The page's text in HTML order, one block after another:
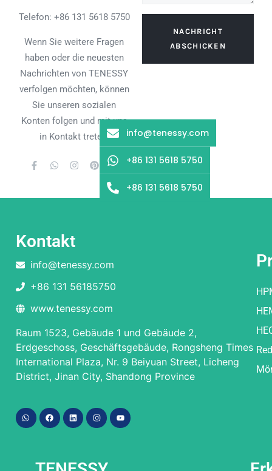
Telefon: +86 131 5618 5750
Wenn Sie weitere Fragen
haben oder die neuesten
Nachrichten von TENESSY
verfolgen möchten, können
Sie unseren sozialen
Konten folgen und mit uns
in Kontakt treten.
NACHRICHT
ABSCHICKEN
Kontakt
info@tenessy.com
+86 131 56185750
www.tenessy.com
Raum 1523, Gebäude 1 und Gebäude 2,
Erdgeschoss, Geschäftsgebäude, Rongsheng Times
International Plaza, Nr. 9 Beiyuan Street, Licheng
District, Jinan City, Shandong Province
info@tenessy.com
+86 131 5618 5750
+86 131 5618 5750